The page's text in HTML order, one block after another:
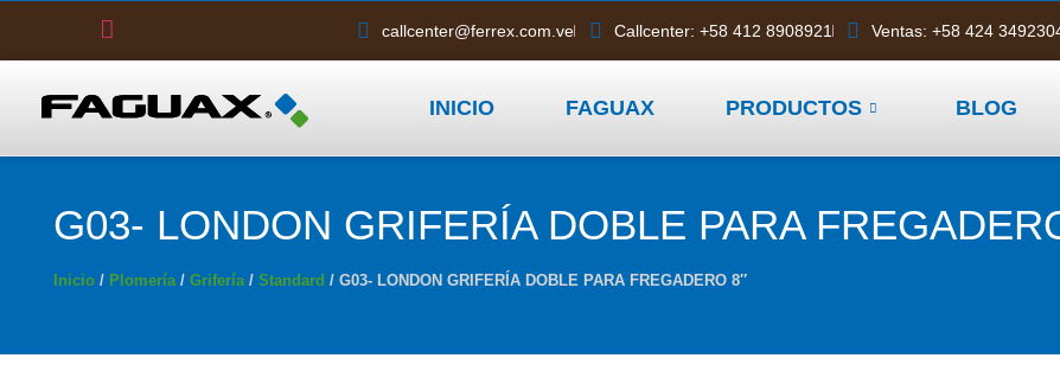
callcenter@ferrex.com.ve Callcenter: +58 412 8908921 Ventas: +58 424
INICIO FAGUAX PRODUCTOS BLOG
G03- LONDON GRIFERÍA DOBLE PARA
Inicio / Plomería/ Grifería/ Standard / G03- LONDON GRIFERÍA DOBLE PARA FREGADERO 8″